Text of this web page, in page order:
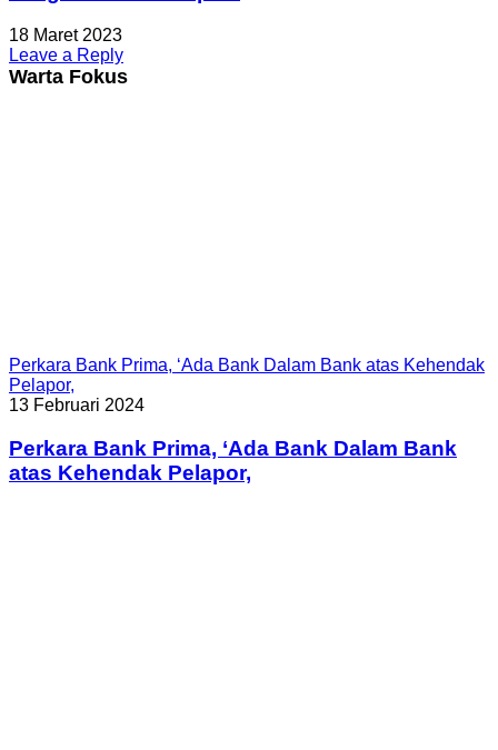
18 Maret 2023
Leave a Reply
Warta Fokus
Perkara Bank Prima, ‘Ada Bank Dalam Bank atas Kehendak
Pelapor,
13 Februari 2024
Perkara Bank Prima, ‘Ada Bank Dalam Bank
atas Kehendak Pelapor,